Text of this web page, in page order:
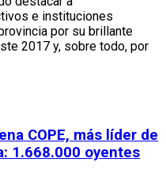
e instituciones
por su brillante
2017 y, sobre todo, por
COPE, más líder de
1.668.000 oyentes